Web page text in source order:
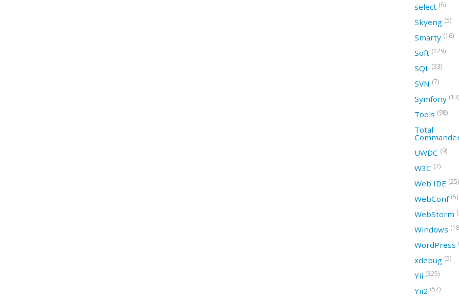
select (5)
Skyeng (5)
Smarty (16)
Soft (129)
SQL (33)
SVN (7)
Symfony (13)
Tools (98)
Total
UWDC (9)
W3C (7)
Web IDE (25)
WebConf (5)
WebStorm
Windows
WordPress
xdebug (5)
Yii (325)
Yii2 (57)